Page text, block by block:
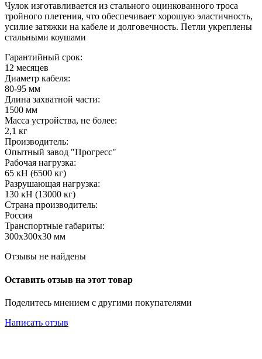
Чулок изготавливается из стального оцинкованного троса
тройного плетения, что обеспечивает хорошую эластичность,
усилие затяжки на кабеле и долговечность. Петли укреплены
стальными коушами
Гарантийный срок:
12 месяцев
Диаметр кабеля:
80-95 мм
Длина захватной части:
1500 мм
Масса устройства, не более:
2,1 кг
Производитель:
Опытный завод "Прогресс"
Рабочая нагрузка:
65 кН (6500 кг)
Разрушающая нагрузка:
130 кН (13000 кг)
Страна производитель:
Россия
Транспортные габариты:
300х300х30 мм
Отзывы не найдены
Оставить отзыв на этот товар
Поделитесь мнением с другими покупателями
Написать отзыв